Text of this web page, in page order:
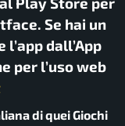
Se hai un
dall’App
per l’uso web
di quei Giochi